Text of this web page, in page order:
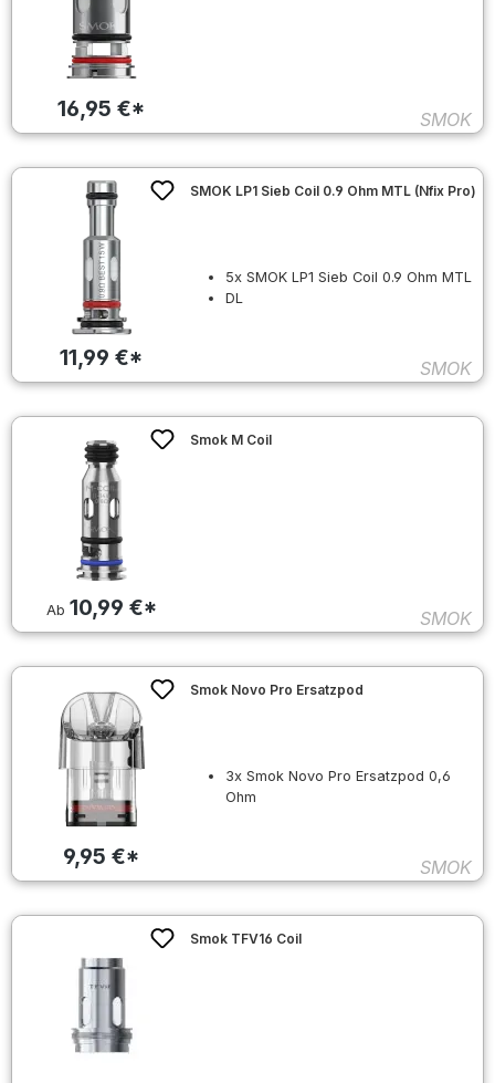
16,95 €* SMOK
11,99 €*
SMOK LP1 Sieb Coil 0.9 Ohm MTL (Nfix Pro)
5x SMOK LP1 Sieb Coil 0.9 Ohm MTL
DL
SMOK
Ab 10,99 €*
Smok M Coil
SMOK
9,95 €*
Smok Novo Pro Ersatzpod
3x Smok Novo Pro Ersatzpod 0,6
Ohm
SMOK
Smok TFV16 Coil